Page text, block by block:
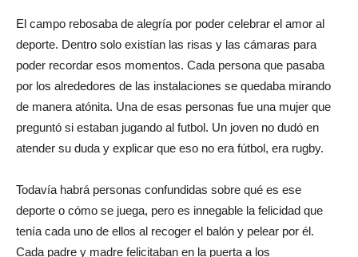
El campo rebosaba de alegría por poder celebrar el amor al
deporte. Dentro solo existían las risas y las cámaras para
poder recordar esos momentos. Cada persona que pasaba
por los alrededores de las instalaciones se quedaba mirando
de manera atónita. Una de esas personas fue una mujer que
preguntó si estaban jugando al futbol. Un joven no dudó en
atender su duda y explicar que eso no era fútbol, era rugby.
Todavía habrá personas confundidas sobre qué es ese
deporte o cómo se juega, pero es innegable la felicidad que
tenía cada uno de ellos al recoger el balón y pelear por él.
Cada padre y madre felicitaban en la puerta a los